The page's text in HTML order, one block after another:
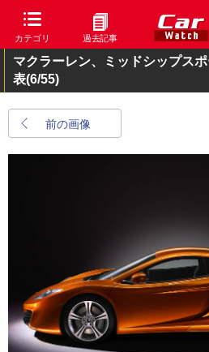
カテゴリ 過去記事
マクラーレン、ミッドシップス
表(6/55)
前の画像